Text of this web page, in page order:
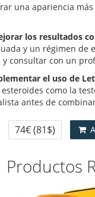
una apariencia
los resultados
y un régimen
consultar con un
el uso de
como la
antes de
74€(81$)
Productos